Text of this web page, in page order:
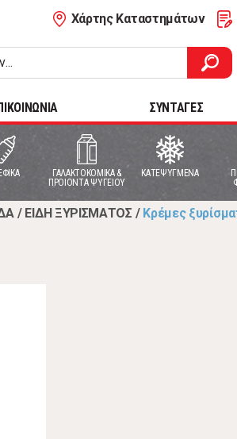
Χάρτης Καταστημάτων
ΣΥΝΤΑΓΕΣ
ΓΑΛΑΚΤΟΚΟΜΙΚΑ &
ΠΡΟΙΟΝΤΑ ΨΥΓΕΙΟΥ
ΚΑΤΕΨΥΓΜΕΝΑ
/ ΕΙΔΗ ΞΥΡΙΣΜΑΤΟΣ / Κρέμες